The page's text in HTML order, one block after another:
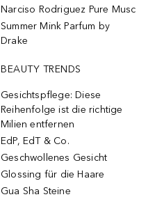
Narciso Rodriguez Pure Musc
Summer Mink Parfum by
Drake
BEAUTY TRENDS
Gesichtspflege: Diese
Reihenfolge ist die richtige
Milien entfernen
EdP, EdT & Co.
Geschwollenes Gesicht
Glossing für die Haare
Gua Sha Steine